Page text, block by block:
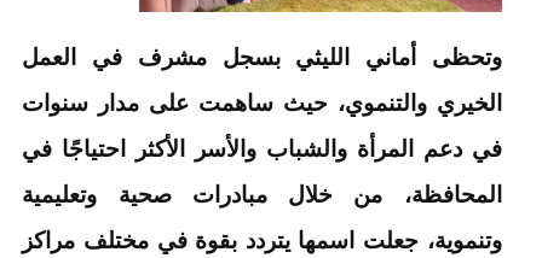
وتحظى أماني الليثي بسجل مشرف في العمل
الخيري والتنموي، حيث ساهمت على مدار سنوات
في دعم المرأة والشباب والأسر الأكثر احتياجًا في
المحافظة، من خلال مبادرات صحية وتعليمية
وتنموية، جعلت اسمها يتردد بقوة في مختلف مراكز